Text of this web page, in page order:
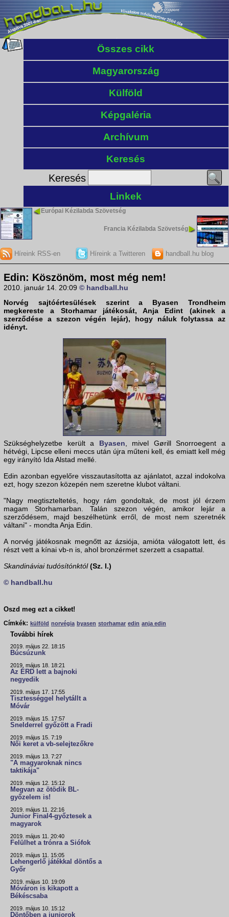
Összes cikk
Magyarország
Külföld
Képgaléria
Archívum
Keresés
Keresés
Linkek
Európai Kézilabda Szövetség
Francia Kézilabda Szövetség
Híreink RSS-en Híreink a Twitteren handball.hu blog
Edin: Köszönöm, most még nem!
2010. január 14. 20:09 © handball.hu
Norvég sajtóértesülések szerint a Byasen Trondheim
megkereste a Storhamar játékosát,Anja Edint (akinek a
szerződése a szezon végén lejár), hogy náluk folytassa az
idényt.
Szükséghelyzetbe került a Byasen, mivel Gørill Snorroegent a
hétvégi, Lipcse elleni meccs után újra műteni kell, és emiatt kell még
egy irányító Ida Alstad mellé.
Edin azonban egyelőre visszautasította az ajánlatot, azzal indokolva
ezt, hogy szezon közepén nem szeretne klubot váltani.
"Nagy megtiszteltetés, hogy rám gondoltak, de most jól érzem
magam Storhamarban. Talán szezon végén, amikor lejár a
szerződésem, majd beszélhetünk erről, de most nem szeretnék
váltani" - mondta Anja Edin.
A norvég játékosnak megnőtt az ázsiója, amióta válogatott lett, és
részt vett a kínai vb-n is, ahol bronzérmet szerzett a csapattal.
Skandináviai tudósítónktól (Sz. I.)
© handball.hu
Oszd meg ezt a cikket!
Címkék: külföld norvégia byasen storhamar edin anja edin
További hírek
2019. május 22. 18:15
Búcsúzunk
2019. május 18. 18:21
Az ÉRD lett a bajnoki
negyedik
2019. május 17. 17:55
Tisztességgel helytállt a
Móvár
2019. május 15. 17:57
Snelderrel győzött a Fradi
2019. május 15. 7:19
Női keret a vb-selejtezőkre
2019. május 13. 7:27
"A magyaroknak nincs
taktikája"
2019. május 12. 15:12
Megvan az ötödik BL-
győzelem is!
2019. május 11. 22:16
Junior Final4-győztesek a
magyarok
2019. május 11. 20:40
Felülhet a trónra a Siófok
2019. május 11. 15:05
Lehengerlő játékkal döntős a
Győr
2019. május 10. 19:09
Móváron is kikapott a
Békéscsaba
2019. május 10. 15:12
Döntőben a juniorok